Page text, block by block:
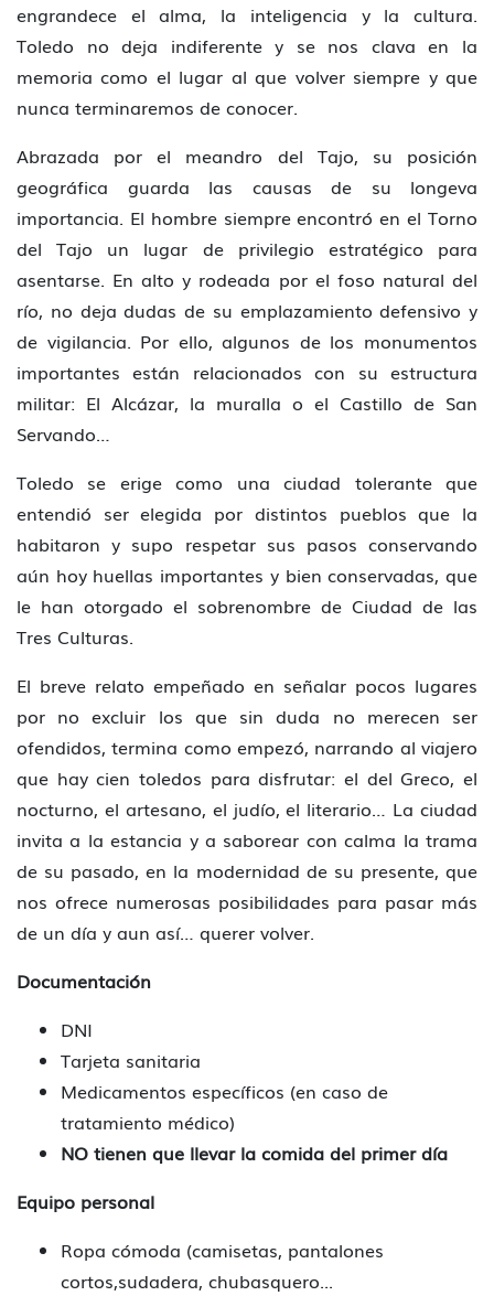
engrandece el alma, la inteligencia y la cultura.
Toledo no deja indiferente y se nos clava en la
memoria como el lugar al que volver siempre y que
nunca terminaremos de conocer.
Abrazada por el meandro del Tajo, su posición
geográfica guarda las causas de su longeva
importancia. El hombre siempre encontró en el Torno
del Tajo un lugar de privilegio estratégico para
asentarse. En alto y rodeada por el foso natural del
río, no deja dudas de su emplazamiento defensivo y
de vigilancia. Por ello, algunos de los monumentos
importantes están relacionados con su estructura
militar: El Alcázar, la muralla o el Castillo de San
Servando…
Toledo se erige como una ciudad tolerante que
entendió ser elegida por distintos pueblos que la
habitaron y supo respetar sus pasos conservando
aún hoy huellas importantes y bien conservadas, que
le han otorgado el sobrenombre de Ciudad de las
Tres Culturas.
El breve relato empeñado en señalar pocos lugares
por no excluir los que sin duda no merecen ser
ofendidos, termina como empezó, narrando al viajero
que hay cien toledos para disfrutar: el del Greco, el
nocturno, el artesano, el judío, el literario… La ciudad
invita a la estancia y a saborear con calma la trama
de su pasado, en la modernidad de su presente, que
nos ofrece numerosas posibilidades para pasar más
de un día y aun así… querer volver.
Documentación
DNI
Tarjeta sanitaria
Medicamentos específicos (en caso de
tratamiento médico)
NO tienen que llevar la comida del primer día
Equipo personal
Ropa cómoda (camisetas, pantalones
cortos,sudadera, chubasquero...